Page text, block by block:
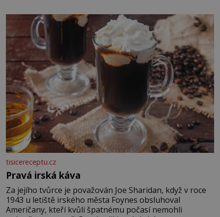
blízkosti. Nemusíte však zoufat. Pokud budete mít
promyšlený jídelníček, žadné pařáky si na vás
tisicereceptu.cz
Pravá irská káva
Za jejího tvůrce je považován Joe Sharidan, když v roce
1943 u letiště irského města Foynes obsluhoval
Američany, kteří kvůli špatnému počasí nemohli